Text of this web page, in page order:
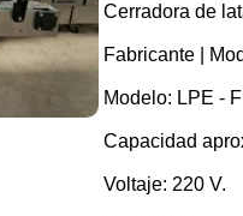
Cerradora de
Fabricante |
Modelo: LPE -
Capacidad
Voltaje: 220 V.